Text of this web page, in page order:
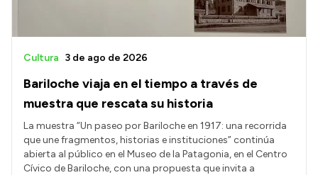
Bariloche viaja en el tiempo a través de
muestra que rescata su historia
Cultura 3 de ago de 2026
La muestra “Un paseo por Bariloche en 1917: una recorrida
que une fragmentos, historias e instituciones” continúa
abierta al público en el Museo de la Patagonia, en el Centro
Cívico de Bariloche, con una propuesta que invita a